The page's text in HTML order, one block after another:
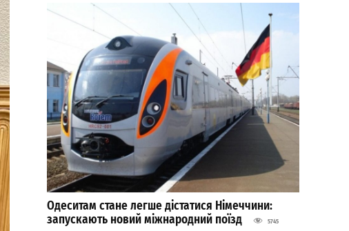
Одеситам стане легше дістатися Німеччини:
запускають новий міжнародний поїзд
5745